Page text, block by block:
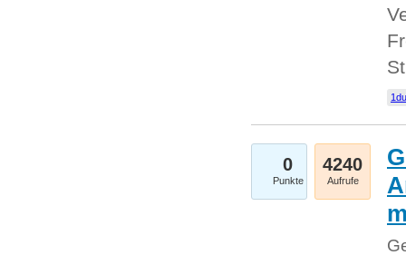
0
Punkte
4240
Aufrufe